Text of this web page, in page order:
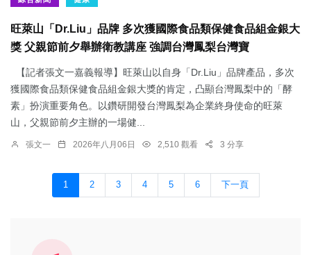
旺萊山「Dr.Liu」品牌 多次獲國際食品類保健食品組金銀大
獎 父親節前夕舉辦衛教講座 強調台灣鳳梨台灣寶
【記者張文一嘉義報導】旺萊山以自身「Dr.Liu」品牌產品，多次
獲國際食品類保健食品組金銀大獎的肯定，凸顯台灣鳳梨中的「酵
素」扮演重要角色。以鑽研開發台灣鳳梨為企業終身使命的旺萊
山，父親節前夕主辦的一場健...
張文一 2026年八月06日 2,510 觀看 3 分享
1 2 3 4 5 6 下一頁